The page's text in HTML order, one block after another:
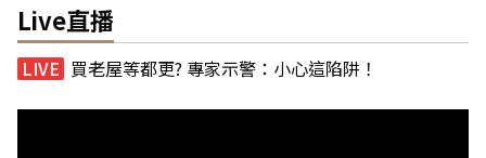
Live直播
買老屋等都更? 專家示警：小心這陷阱！